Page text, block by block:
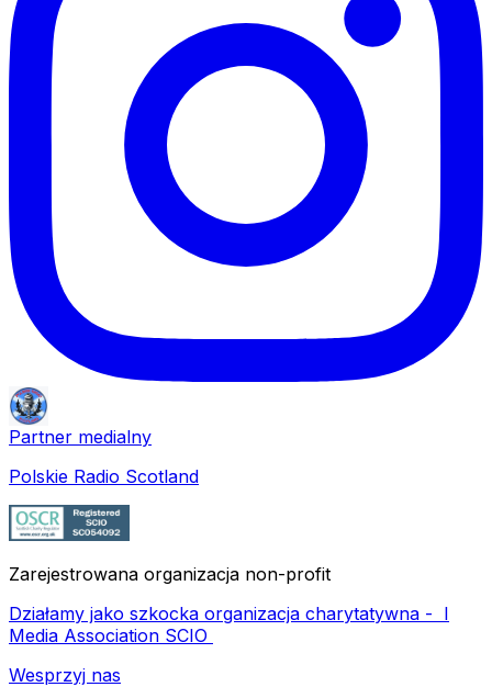
Partner medialny
Polskie Radio Scotland
Zarejestrowana organizacja non-profit
Działamy jako szkocka organizacja charytatywna - I
Media Association SCIO
Wesprzyj nas